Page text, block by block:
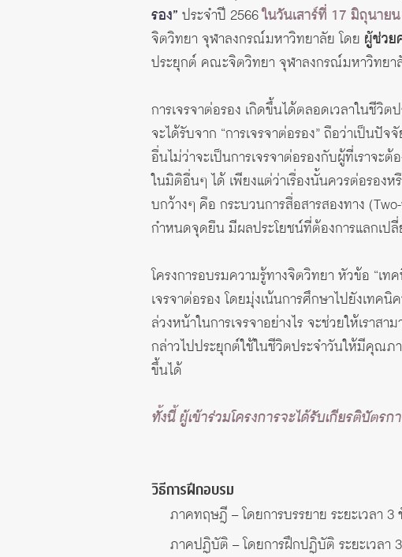
รอง” ประจำปี 2566ในวันเสาร์ที่ 17 มิถุนาย
จิตวิทยา จุฬาลงกรณ์มหาวิทยาลัย โดย ผู้ช่ว
ประยุกต์ คณะจิตวิทยา จุฬาลงกรณ์มหาวิทยา
การเจรจาต่อรอง เกิดขึ้นได้ตลอดเวลาในชีวิต
จะได้รับจาก “การเจรจาต่อรอง” ถือว่าเป็นปั
อื่นไม่ว่าจะเป็นการเจรจาต่อรองกับผู้ที่เราจะ
ในมิติอื่นๆ ได้ เพียงแต่ว่าเรื่องนั้นควรต่อรอง
บกว้างๆ คือ กระบวนการสื่อสารสองทาง
กำหนดจุดยืน มีผลประโยชน์ที่ต้องการแลกเป
โครงการอบรมความรู้ทางจิตวิทยา หัวข้อ “เท
เจรจาต่อรอง โดยมุ่งเน้นการศึกษาไปยังเทค
ล่วงหน้าในการเจรจาอย่างไร จะช่วยให้เรา
กล่าวไปประยุกต์ใช้ในชีวิตประจำวันให้มีคุณ
ขึ้นได้
ทั้งนี้ ผู้เข้าร่วมโครงการจะได้รับเกียรติบัตร
วิธีการฝึกอบรม
ภาคทฤษฎี – โดยการบรรยาย ระยะเวลา 3
ภาคปฏิบัติ – โดยการฝึกปฏิบัติ ระยะเวลา